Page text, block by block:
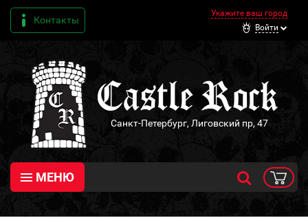
Контакты
Укажите ваш город
Войти
Санкт-Петербург, Лиговский пр, 47
МЕНЮ